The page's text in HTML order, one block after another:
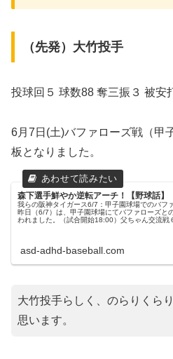
（先発）大竹投手
投球回５ 球数88 奪三振３ 被安
6月7日(土)バファローズ戦（甲
板となりました。
森下選手鮮やか逆転アーチ！【野球話】
我らの阪神タイガース6/7：甲子園球場でのバフ
昨日（6/7）は、甲子園球場にてバファローズと
われました。（試合開始18:00）父ちゃん交流戦
asd-adhd-baseball.com
大竹投手らしく、のらりくら
思います。